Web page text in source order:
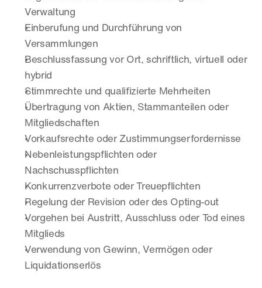
Verwaltung
Einberufung und Durchführung von
Versammlungen
Beschlussfassung vor Ort, schriftlich, virtuell oder
hybrid
Stimmrechte und qualifizierte Mehrheiten
Übertragung von Aktien, Stammanteilen oder
Mitgliedschaften
Vorkaufsrechte oder Zustimmungserfordernisse
Nebenleistungspflichten oder
Nachschusspflichten
Konkurrenzverbote oder Treuepflichten
Regelung der Revision oder des Opting-out
Vorgehen bei Austritt, Ausschluss oder Tod eines
Mitglieds
Verwendung von Gewinn, Vermögen oder
Liquidationserlös